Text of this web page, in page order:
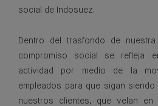
social de Indosuez.
Dentro del trasfondo de
compromiso social se refleja
actividad por medio de la
empleados para que sigan
nuestros clientes, que velan